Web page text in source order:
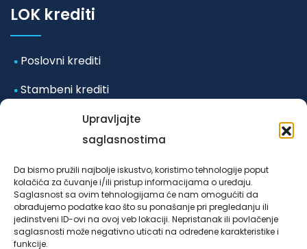
Upravljajte
saglasnostima
Da bismo pružili najbolje iskustvo, koristimo tehnologije poput
kolačića za čuvanje i/ili pristup informacijama o uređaju.
Saglasnost sa ovim tehnologijama će nam omogućiti da
obrađujemo podatke kao što su ponašanje pri pregledanju ili
jedinstveni ID-ovi na ovoj veb lokaciji. Nepristanak ili povlačenje
saglasnosti može negativno uticati na određene karakteristike i
funkcije.
LOK krediti
Poslovni krediti
Stambeni krediti
Mikro i mala preduzeća
Ostali krediti
Odluka o posebnim mjerama koje se primjenjuju u
vanrednim okolnostima-poplave iz
oktobra/listopada 2024. godine za klijente LOK